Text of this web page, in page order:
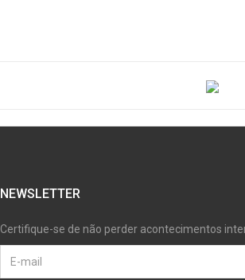
NEWSLETTER
Certifique-se de não perder acontecimentos